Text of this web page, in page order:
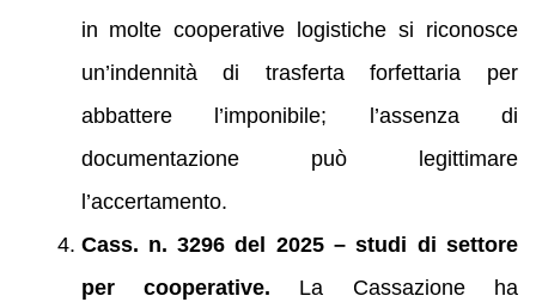
in molte cooperative logistiche si riconosce
un’indennità di trasferta forfettaria per
abbattere l’imponibile; l’assenza di
documentazione può legittimare
l’accertamento.
Cass. n. 3296 del 2025 – studi di settore
per cooperative. La Cassazione ha